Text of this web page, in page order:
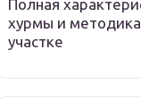
Полная
хурмы и
участке